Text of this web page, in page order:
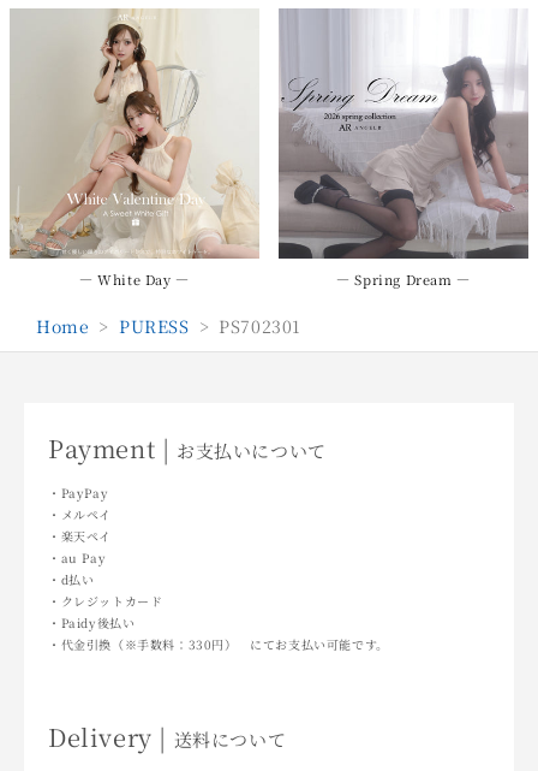
― White Day ― ― Spring Dream ―
Home > PURESS > PS702301
Payment | お支払いについて
・PayPay
・メルペイ
・楽天ペイ
・au Pay
・d払い
・クレジットカード
・Paidy後払い
・代金引換（※手数料：330円） にてお支払い可能です。
Delivery | 送料について